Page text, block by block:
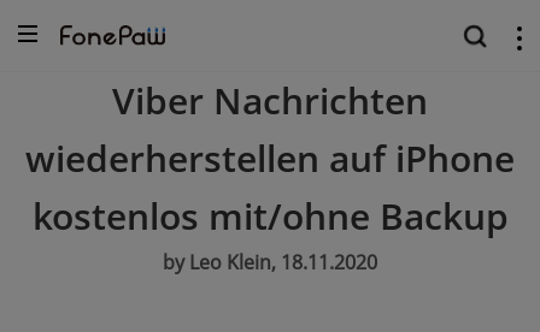
Viber Nachrichten
wiederherstellen auf iPhone
kostenlos mit/ohne Backup
by Leo Klein, 18.11.2020